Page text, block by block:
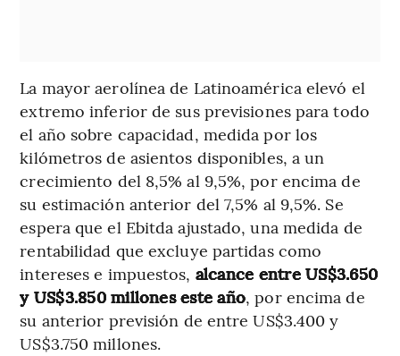
La mayor aerolínea de Latinoamérica elevó el
extremo inferior de sus previsiones para todo
el año sobre capacidad, medida por los
kilómetros de asientos disponibles, a un
crecimiento del 8,5% al 9,5%, por encima de
su estimación anterior del 7,5% al 9,5%. Se
espera que el Ebitda ajustado, una medida de
rentabilidad que excluye partidas como
intereses e impuestos, alcance entre US$3.650
y US$3.850 millones este año, por encima de
su anterior previsión de entre US$3.400 y
US$3.750 millones.